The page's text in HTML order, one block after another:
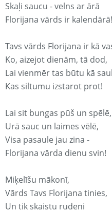
Skaļi saucu - velns ar ārā
Florijana vārds ir kalendārā!
Tavs vārds Florijana ir kā
Ko, aizejot dienām, tā dod,
Lai vienmēr tas būtu kā
Kas siltumu izstarot prot!
Lai sit bungas pūš un spēlē,
Urā sauc un laimes vēlē,
Visa pasaule jau zina -
Florijana vārda dienu svin!
Miķelīšu mākonī,
Vārds Tavs Florijana tinies,
Un tik skaistu rudeni